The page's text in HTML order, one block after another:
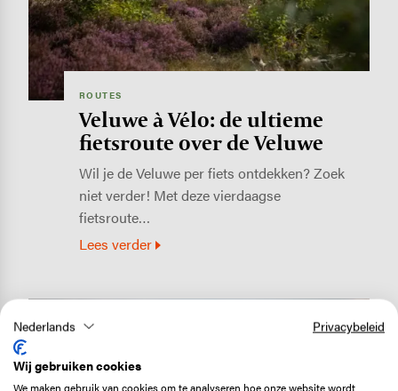
ROUTES
Veluwe à Vélo: de ultieme
fietsroute over de Veluwe
Wil je de Veluwe per fiets ontdekken? Zoek
niet verder! Met deze vierdaagse
fietsroute…
Lees verder
Nederlands Privacybeleid
Wij gebruiken cookies
We maken gebruik van cookies om te analyseren hoe onze website wordt